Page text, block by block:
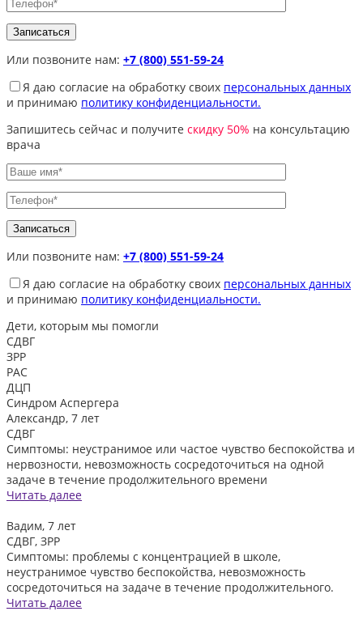
Или позвоните нам: +7 (800) 551-59-24
Я даю согласие на обработку своих персональных данных
и принимаю политику конфиденциальности.
Запишитесь сейчас и получите скидку 50% на консультацию
врача
Или позвоните нам: +7 (800) 551-59-24
Я даю согласие на обработку своих персональных данных
и принимаю политику конфиденциальности.
Дети, которым мы помогли
СДВГ
ЗРР
РАС
ДЦП
Синдром Аспергера
Александр, 7 лет
СДВГ
Симптомы: неустранимое или частое чувство беспокойства и
нервозности, невозможность сосредоточиться на одной
задаче в течение продолжительного времени
Читать далее
Вадим, 7 лет
СДВГ, ЗРР
Симптомы: проблемы с концентрацией в школе,
неустранимое чувство беспокойства, невозможность
сосредоточиться на задаче в течение продолжительного.
Читать далее